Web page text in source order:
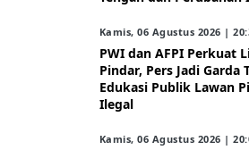
Kamis, 06 Agustus 2026 |
PWI dan AFPI Perkuat
Pindar, Pers Jadi Garda
Edukasi Publik Lawan
Ilegal
Kamis, 06 Agustus 2026 |